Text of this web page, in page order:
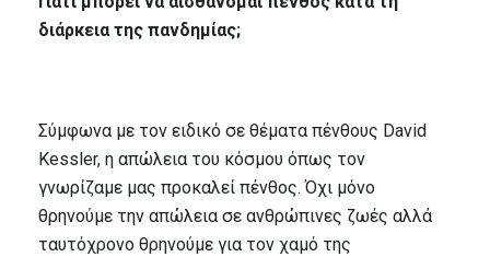
διάρκεια της πανδημίας;
Σύμφωνα με τον ειδικό σε θέματα πένθους David
Kessler, η απώλεια του κόσμου όπως τον
γνωρίζαμε μας προκαλεί πένθος. Όχι μόνο
θρηνούμε την απώλεια σε ανθρώπινες ζωές αλλά
ταυτόχρονο θρηνούμε για τον χαμό της